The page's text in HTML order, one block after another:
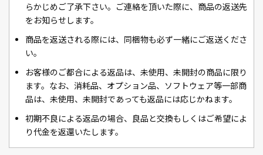
らかじめご了承下さい。ご連絡を頂いた際に、商品の返送先
をお知らせします。
商品を返送される際には、同梱物も必ず一緒にご返送くださ
い。
お客様のご都合による返品は、未使用、未開封の商品に限り
ます。なお、消耗品、オプション品、ソフトウェア等一部商
品は、未使用、未開封であっても返品には応じかねます。
初期不良による返品の場合、良品と交換もしくはご希望によ
り代金を返還いたします。